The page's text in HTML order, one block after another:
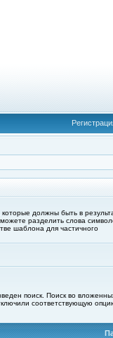
которые должны быть в
разделить слова
шаблона для частичного
поиск. Поиск во
соответствующую